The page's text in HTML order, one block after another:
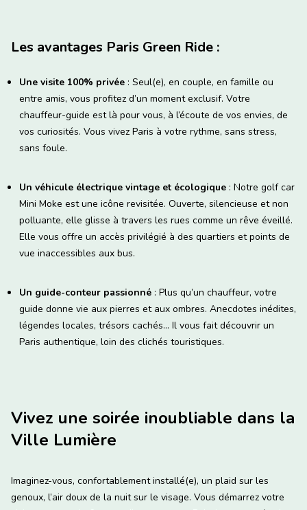
Les avantages Paris Green Ride :
Une visite 100% privée : Seul(e), en couple, en famille ou
entre amis, vous profitez d’un moment exclusif. Votre
chauffeur-guide est là pour vous, à l’écoute de vos envies, de
vos curiosités. Vous vivez Paris à votre rythme, sans stress,
sans foule.
Un véhicule électrique vintage et écologique : Notre golf car
Mini Moke est une icône revisitée. Ouverte, silencieuse et non
polluante, elle glisse à travers les rues comme un rêve éveillé.
Elle vous offre un accès privilégié à des quartiers et points de
vue inaccessibles aux bus.
Un guide-conteur passionné : Plus qu’un chauffeur, votre
guide donne vie aux pierres et aux ombres. Anecdotes inédites,
légendes locales, trésors cachés… Il vous fait découvrir un
Paris authentique, loin des clichés touristiques.
Vivez une soirée inoubliable dans la
Ville Lumière
Imaginez-vous, confortablement installé(e), un plaid sur les
genoux, l’air doux de la nuit sur le visage. Vous démarrez votre